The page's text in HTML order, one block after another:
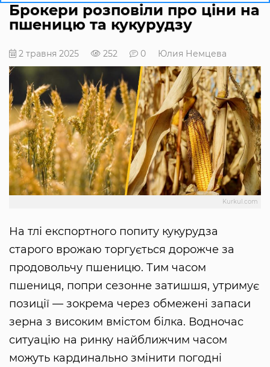
Брокери розповіли про ціни на
пшеницю та кукурудзу
2 травня 2025 252 0 Юлия Немцева
Kurkul.com
На тлі експортного попиту кукурудза
старого врожаю торгується дорожче за
продовольчу пшеницю. Тим часом
пшениця, попри сезонне затишшя, утримує
позиції — зокрема через обмежені запаси
зерна з високим вмістом білка. Водночас
ситуацію на ринку найближчим часом
можуть кардинально змінити погодні